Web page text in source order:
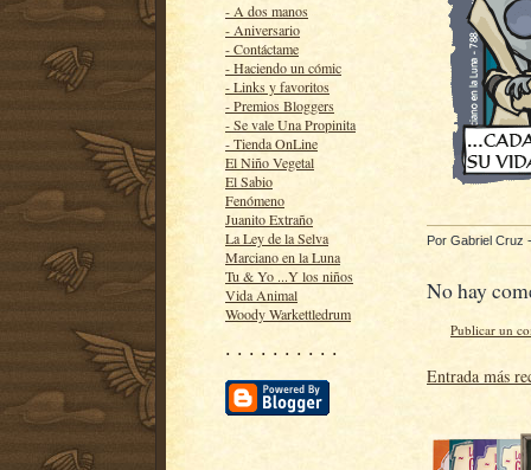
- A dos manos
- Aniversario
- Contáctame
- Haciendo un cómic
- Links y favoritos
- Premios Bloggers
- Se vale Una Propinita
- Tienda OnLine
El Niño Vegetal
El Sabio
Fenómeno
Juanito Extraño
La Ley de la Selva
Marciano en la Luna
Tu & Yo ...Y los niños
Vida Animal
Woody Warkettledrum
· · · · · · · · · ·
Por Gabriel Cruz
No hay
Publicar un
Entrada más